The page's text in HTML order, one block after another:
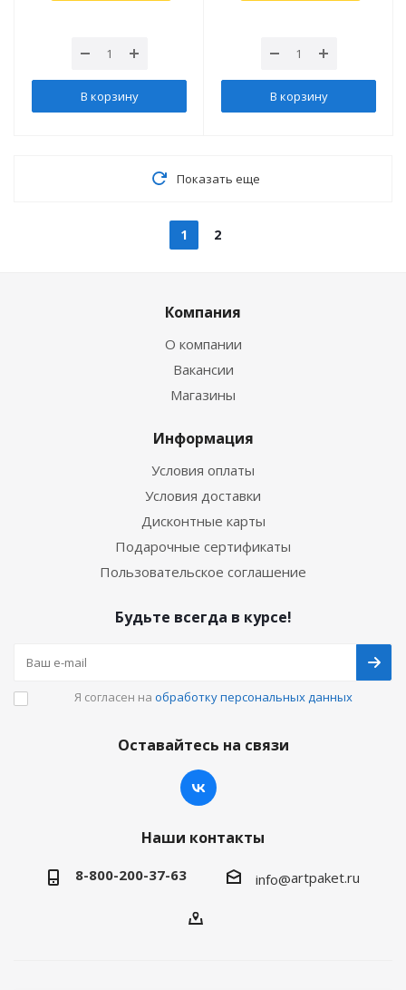
В корзину В корзину
Показать еще
1 2
Компания
О компании
Вакансии
Магазины
Информация
Условия оплаты
Условия доставки
Дисконтные карты
Подарочные сертификаты
Пользовательское соглашение
Будьте всегда в курсе!
Я согласен на обработку персональных данных
Оставайтесь на связи
Наши контакты
8-800-200-37-63 info@artpaket.ru